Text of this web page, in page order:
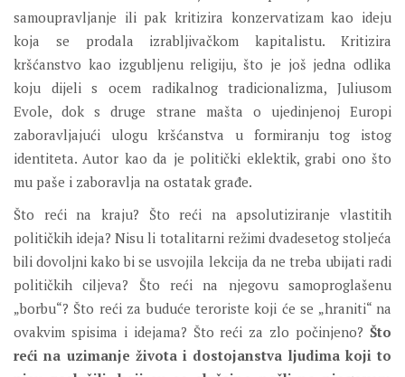
samoupravljanje ili pak kritizira konzervatizam kao ideju
koja se prodala izrabljivačkom kapitalistu. Kritizira
kršćanstvo kao izgubljenu religiju, što je još jedna odlika
koju dijeli s ocem radikalnog tradicionalizma, Juliusom
Evole, dok s druge strane mašta o ujedinjenoj Europi
zaboravljajući ulogu kršćanstva u formiranju tog istog
identiteta. Autor kao da je politički eklektik, grabi ono što
mu paše i zaboravlja na ostatak građe.
Što reći na kraju? Što reći na apsolutiziranje vlastitih
političkih ideja? Nisu li totalitarni režimi dvadesetog stoljeća
bili dovoljni kako bi se usvojila lekcija da ne treba ubijati radi
političkih ciljeva? Što reći na njegovu samoproglašenu
„borbu“? Što reći za buduće teroriste koji će se „hraniti“ na
ovakvim spisima i idejama? Što reći za zlo počinjeno? Što
reći na uzimanje života i dostojanstva ljudima koji to